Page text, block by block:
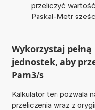
przeliczyć
Paskal-Metr
Wykorzystaj
jednostek, aby
Pam3/s
Kalkulator ten pozwala
przeliczenia wraz z